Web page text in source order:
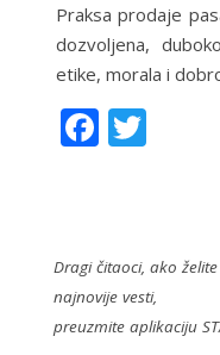
Praksa prodaje
dozvoljena,
etike, morala i
F
ac
o
o
T
Dragi čitaoci, ako
najnovije vesti,
preuzmite aplikaciju